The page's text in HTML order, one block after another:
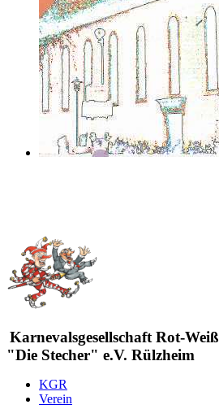
Karnevalsgesellschaft Rot-Weiß
"Die Stecher" e.V. Rülzheim
KGR
Verein